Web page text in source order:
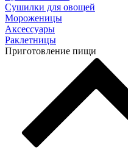
Сушилки для овощей
Мороженицы
Аксессуары
Раклетницы
Приготовление пищи